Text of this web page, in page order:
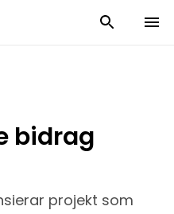
Visa och dölj
Visa
bidrag
projekt som